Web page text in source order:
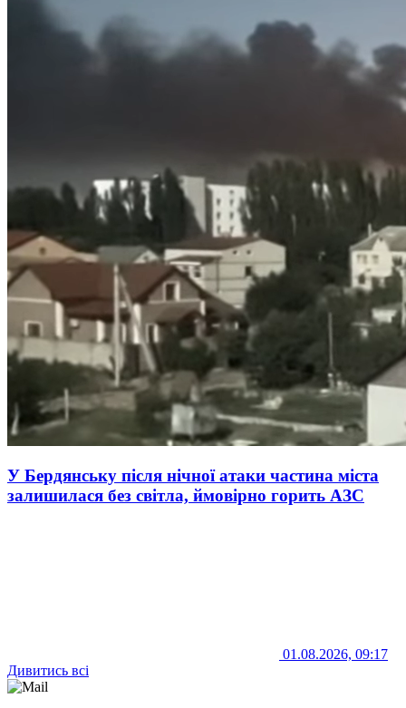
У Бердянську після нічної атаки частина міста
залишилася без світла, ймовірно горить АЗС
01.08.2026, 09:17
Дивитись всі